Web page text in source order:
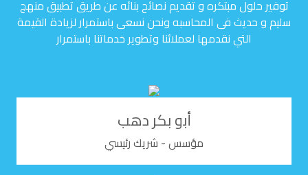
توفير حلول مبتكره و تقديم نصائح بنائه عن طريق تطبيق منهج
سليم و حديث فى المحاسبه ونحن نسعى باستمرار لزيادة القيمة
التي نقدمها لعملائنا وتطوير خدماتنا باستمرار
أﺑو ﺑﻜﺮ دﻫﺐ
مؤسس - شريك رئيسي